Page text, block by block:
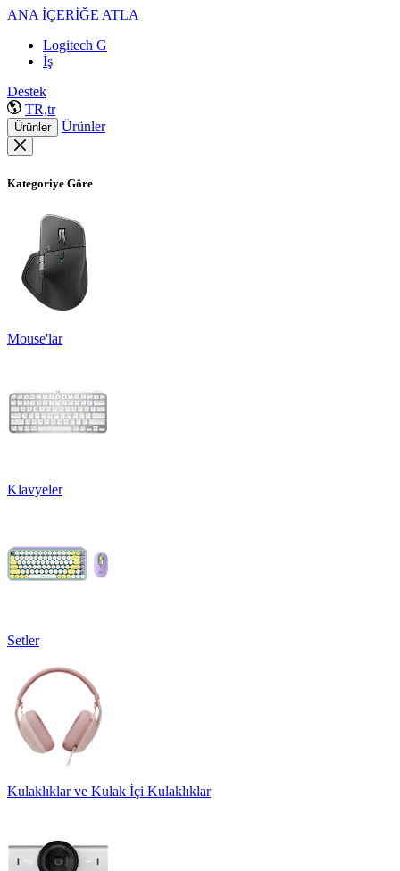
ANA İÇERİĞE ATLA
Logitech G
İş
Destek
TR,tr
Ürünler Ürünler
Kategoriye Göre
Mouse'lar
Klavyeler
Setler
Kulaklıklar ve Kulak İçi Kulaklıklar